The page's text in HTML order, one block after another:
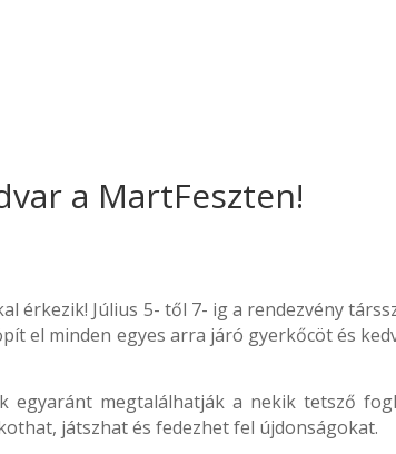
a MartFeszten!
érkezik! Július 5- től 7- ig a rendezvény
el minden egyes arra járó gyerkőcöt és
egyaránt megtalálhatják a nekik tetsző
játszhat és fedezhet fel újdonságokat.